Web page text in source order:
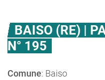
BAISO (RE) |
N° 195
Comune: Baiso